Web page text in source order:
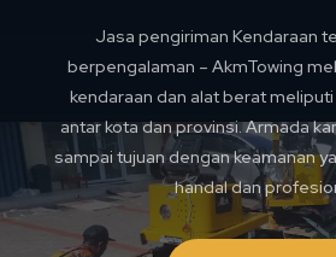
Jasa pengiriman Kendaraan
berpengalaman – AkmTowing
kendaraan dan alat berat
antar kota dan provinsi. Armada
sampai tujuan dengan keamanan
handal dan